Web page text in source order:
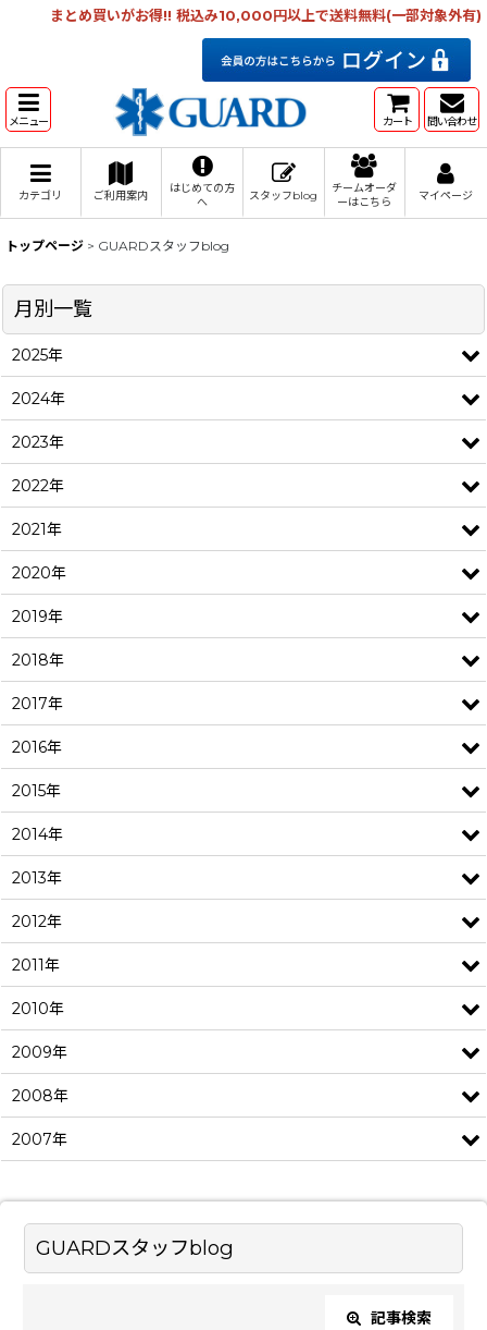
まとめ買いがお得!! 税込み10,000円以上で送料無料(一部対象外有)
メニュー カート 問い合わせ
カテゴリ ご利用案内
はじめての方
へ
スタッフblog
チームオーダ
ーはこちら
マイページ
トップページ > GUARDスタッフblog
GUARDスタッフblog
記事検索
月別一覧
2025年
2024年
2023年
2022年
2021年
2020年
2019年
2018年
2017年
2016年
2015年
2014年
2013年
2012年
2011年
2010年
2009年
2008年
2007年